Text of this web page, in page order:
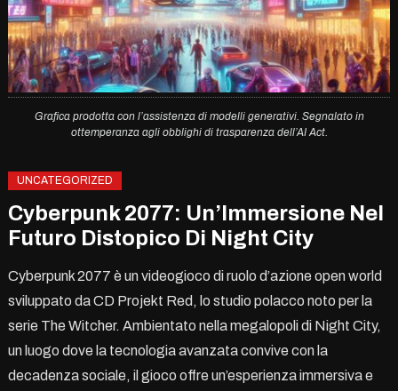
Grafica prodotta con l’assistenza di modelli generativi. Segnalato in
ottemperanza agli obblighi di trasparenza dell’AI Act.
UNCATEGORIZED
Cyberpunk 2077: Un’Immersione Nel
Futuro Distopico Di Night City
Cyberpunk 2077 è un videogioco di ruolo d’azione open world
sviluppato da CD Projekt Red, lo studio polacco noto per la
serie The Witcher. Ambientato nella megalopoli di Night City,
un luogo dove la tecnologia avanzata convive con la
decadenza sociale, il gioco offre un’esperienza immersiva e